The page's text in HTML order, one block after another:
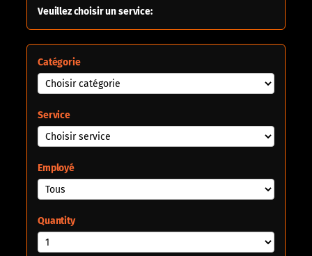
Veuillez choisir un service:
Catégorie
Service
Employé
Quantity